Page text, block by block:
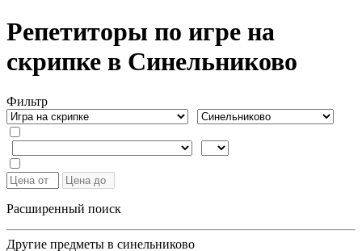
Репетиторы по игре на
скрипке в Синельниково
Фильтр
Расширенный поиск
Другие предметы в синельниково